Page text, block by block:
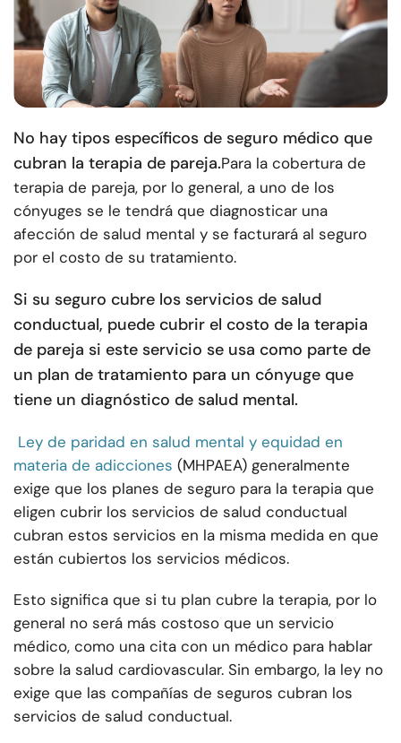
No hay tipos específicos de seguro médico que
cubran la terapia de pareja.Para la cobertura de
terapia de pareja, por lo general, a uno de los
cónyuges se le tendrá que diagnosticar una
afección de salud mental y se facturará al seguro
por el costo de su tratamiento.
Si su seguro cubre los servicios de salud
conductual, puede cubrir el costo de la terapia
de pareja si este servicio se usa como parte de
un plan de tratamiento para un cónyuge que
tiene un diagnóstico de salud mental.
Ley de paridad en salud mental y equidad en
materia de adicciones (MHPAEA) generalmente
exige que los planes de seguro para la terapia que
eligen cubrir los servicios de salud conductual
cubran estos servicios en la misma medida en que
están cubiertos los servicios médicos.
Esto significa que si tu plan cubre la terapia, por lo
general no será más costoso que un servicio
médico, como una cita con un médico para hablar
sobre la salud cardiovascular. Sin embargo, la ley no
exige que las compañías de seguros cubran los
servicios de salud conductual.